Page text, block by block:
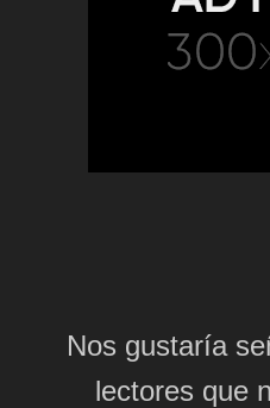
Nos gustaría
lectores que